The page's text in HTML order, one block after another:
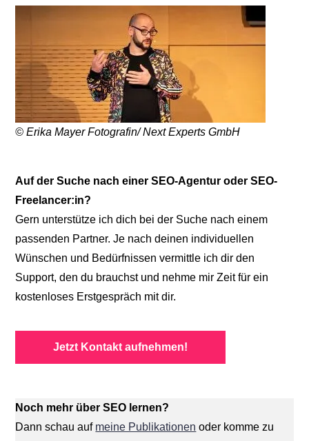
© Erika Mayer Fotografin/ Next Experts GmbH
Auf der Suche nach einer SEO-Agentur oder SEO-
Freelancer:in?
Gern unterstütze ich dich bei der Suche nach einem
passenden Partner. Je nach deinen individuellen
Wünschen und Bedürfnissen vermittle ich dir den
Support, den du brauchst und nehme mir Zeit für ein
kostenloses Erstgespräch mit dir.
Jetzt Kontakt aufnehmen!
Noch mehr über SEO lernen?
Dann schau auf meine Publikationen oder komme zu